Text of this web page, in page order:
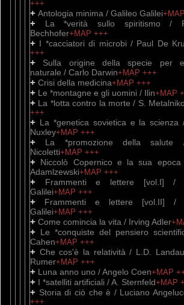
+++
+ Antologia minima / Galileo Galilei+MAP
+
La *verità sullo spiritismo /
Bechhofer+MAP +++
+ I *cacciatori di microbi / Paul De
+++
+ Sulla origine della specie per
naturale / Carlo Darwin+MAP +++
+ Crisi della medicina+MAP +++
+ Le *montagne e gli uomini / Ilin+MAP
+ La *lotta contro la morte / S.
+++
+ La *genetica sovietica e la scienza
Nuxley+MAP +++
+ La *promozione della salute
Nicoletti+MAP +++
+ Niccolò Copernico e la sua
Adamlzewski+MAP +++
+
Frammenti e lettere [vol.I] /
Galilei+MAP +++
+ Frammenti e lettere [vol.II] /
Galilei+MAP +++
+ Come comincia la vita / Irving Adler
+ Le *conquiste del pensiero
Cahen+MAP +++
+ Che cos'è la relatività / L.D.
Rumer+MAP +++
+ Luna anno uno / Angelo Coen+MAP
+ I *satelliti artificiali / A. Sternfeld+MAP
+ Storia di ciò che è / Luciano
+++